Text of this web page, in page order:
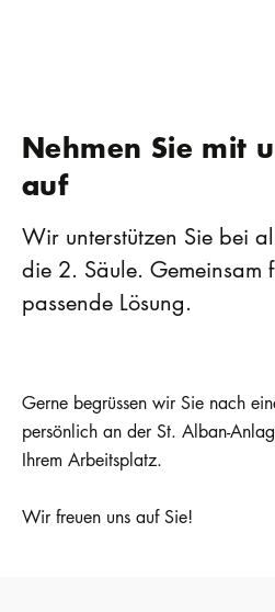
Nehmen Sie mit
auf
Wir unterstützen Sie bei
die 2. Säule. Gemeinsam
passende Lösung.
Gerne begrüssen wir Sie nach
persönlich an der St. Alban-
Ihrem Arbeitsplatz.
Wir freuen uns auf Sie!